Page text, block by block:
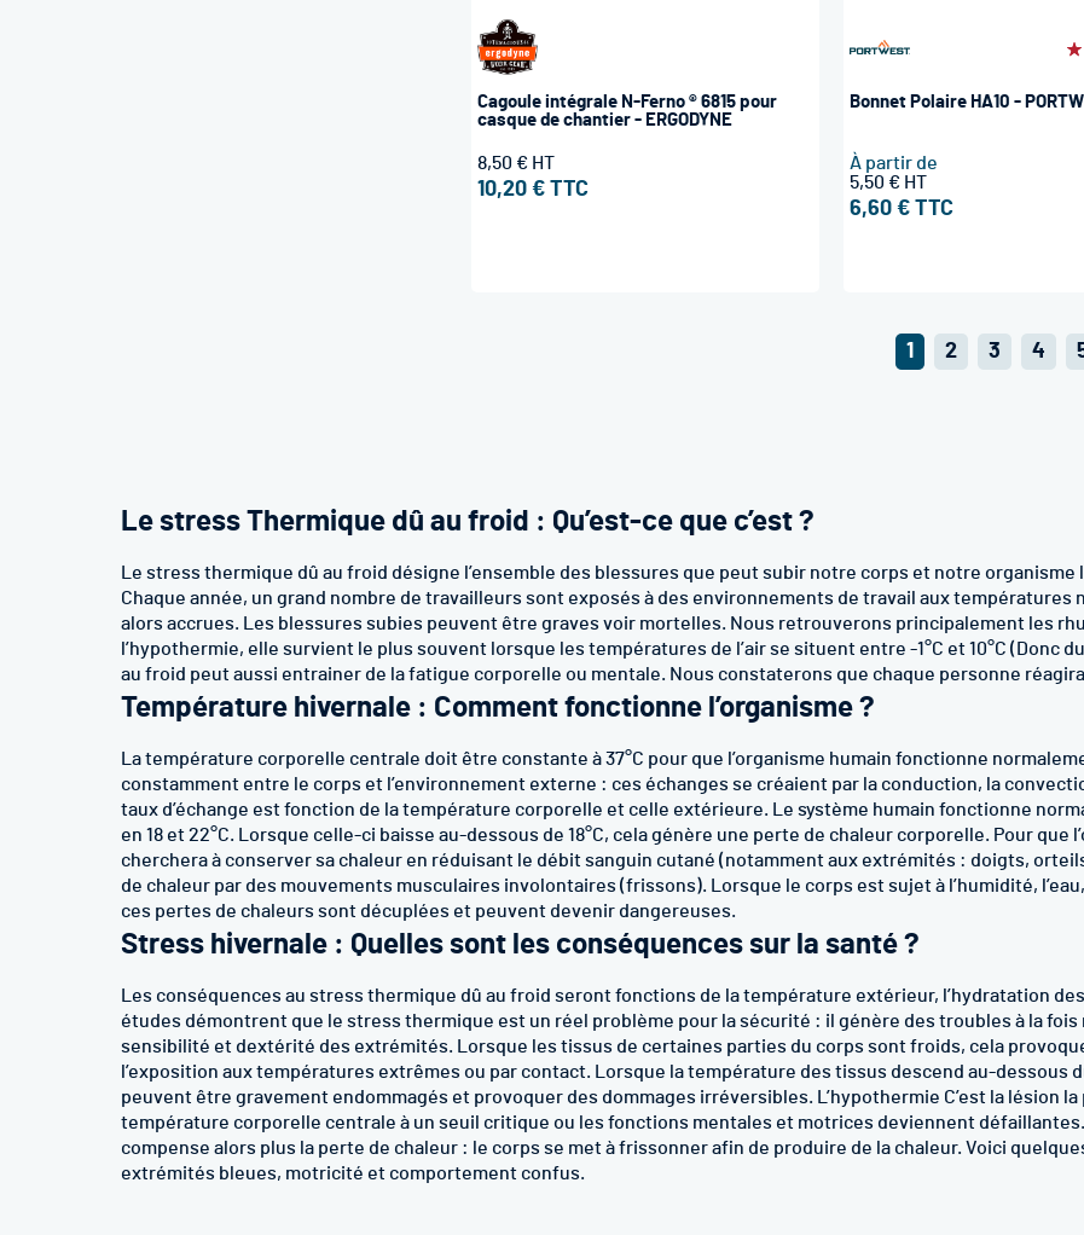
Le stress Thermique dû au froid : Qu’est-ce que c’est ?
Le stress thermique dû au froid désigne l’ensemble des blessures que peut subir notre corps et notre
Chaque année, un grand nombre de travailleurs sont exposés à des environnements de travail aux
alors accrues. Les blessures subies peuvent être graves voir mortelles. Nous retrouverons principalement les
l’hypothermie, elle survient le plus souvent lorsque les températures de l’air se situent entre -1°C et 10°C (Donc
au froid peut aussi entrainer de la fatigue corporelle ou mentale. Nous constaterons que chaque personne
Température hivernale : Comment fonctionne l’organisme ?
La température corporelle centrale doit être constante à 37°C pour que l’organisme humain fonctionne
constamment entre le corps et l’environnement externe : ces échanges se créaient par la conduction, la
taux d’échange est fonction de la température corporelle et celle extérieure. Le système humain fonctionne
en 18 et 22°C. Lorsque celle-ci baisse au-dessous de 18°C, cela génère une perte de chaleur corporelle. Pour
cherchera à conserver sa chaleur en réduisant le débit sanguin cutané (notamment aux extrémités : doigts,
de chaleur par des mouvements musculaires involontaires (frissons). Lorsque le corps est sujet à l’humidité,
ces pertes de chaleurs sont décuplées et peuvent devenir dangereuses.
Stress hivernale : Quelles sont les conséquences sur la santé ?
Les conséquences au stress thermique dû au froid seront fonctions de la température extérieur, l’hydratation
études démontrent que le stress thermique est un réel problème pour la sécurité : il génère des troubles à la fois
sensibilité et dextérité des extrémités. Lorsque les tissus de certaines parties du corps sont froids, cela
l’exposition aux températures extrêmes ou par contact. Lorsque la température des tissus descend au-dessous
peuvent être gravement endommagés et provoquer des dommages irréversibles. L’hypothermie C’est la lésion
température corporelle centrale à un seuil critique ou les fonctions mentales et motrices deviennent défaillantes.
compense alors plus la perte de chaleur : le corps se met à frissonner afin de produire de la chaleur. Voici
extrémités bleues, motricité et comportement confus.
Cagoule intégrale N-Ferno ® 6815 pour
casque de chantier - ERGODYNE
10,20 €
8,50 €
Bonnet Polaire HA10 -
À partir de
6,60 €
5,50 €
Page
Vous
1 Page
2 Page
3 Page
4